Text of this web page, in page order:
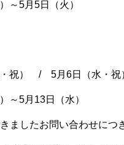
～5月5日（火）
祝） / 5月6日（水・祝
～5月13日（水）
ましたお問い合わせにつ